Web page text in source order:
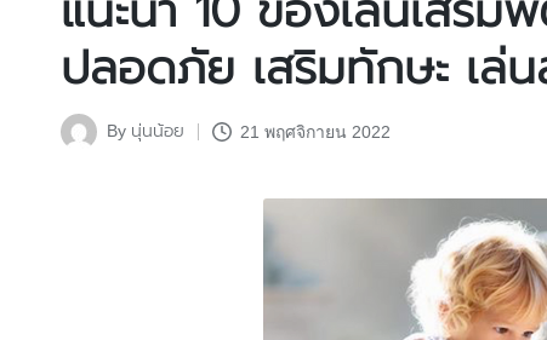
ปลอดภัย เสริมทักษะ เล่
Posted
By นุ่นน้อย 21 พฤศจิกายน 2022